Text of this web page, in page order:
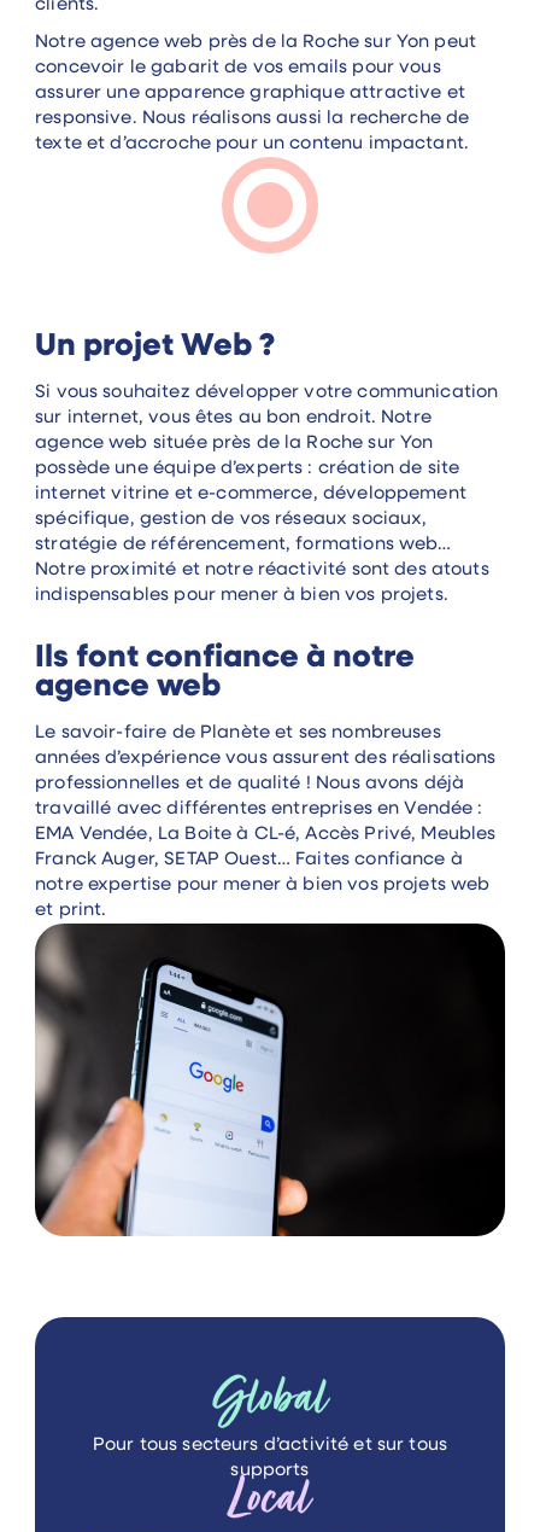
clients.
Notre agence web près de la Roche sur Yon peut
concevoir le gabarit de vos emails pour vous
assurer une apparence graphique attractive et
responsive. Nous réalisons aussi la recherche de
texte et d’accroche pour un contenu impactant.
Un projet Web ?
Si vous souhaitez développer votre communication
sur internet, vous êtes au bon endroit. Notre
agence web située près de la Roche sur Yon
possède une équipe d’experts : création de site
internet vitrine et e-commerce, développement
spécifique, gestion de vos réseaux sociaux,
stratégie de référencement, formations web…
Notre proximité et notre réactivité sont des atouts
indispensables pour mener à bien vos projets.
Ils font confiance à notre
agence web
Le savoir-faire de Planète et ses nombreuses
années d’expérience vous assurent des réalisations
professionnelles et de qualité ! Nous avons déjà
travaillé avec différentes entreprises en Vendée :
EMA Vendée, La Boite à CL-é, Accès Privé, Meubles
Franck Auger, SETAP Ouest… Faites confiance à
notre expertise pour mener à bien vos projets web
et print.
Global
Pour tous secteurs d’activitéet sur tous
supports
Local